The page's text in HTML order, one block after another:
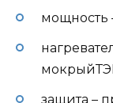
мощность
защита –